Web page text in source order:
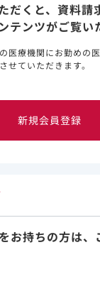
ー
だくと、資料請
テンツがご覧い
医療機関にお勤めの
せていただきます。
新規会員登録
お持ちの方は、